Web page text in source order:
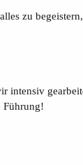
zu
intensiv
Führung!